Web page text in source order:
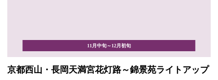
11月中旬～12月初旬
京都西山・長岡天満宮花灯路～錦景苑ライトアップ